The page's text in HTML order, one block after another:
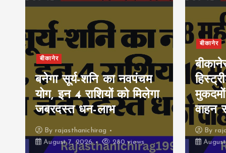
बीकानेर
बनेगा सूर्य-शनि का नवपंचम
योग, इन 4 राशियों को मिलेगा
जबरदस्त धन-लाभ
By rajasthanichirag
August 7, 2026
280 views
बीकानेर
वाहन
By